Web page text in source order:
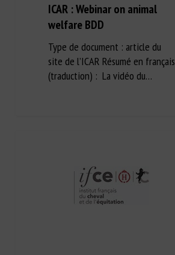
ICAR : Webinar on animal
welfare BDD
Type de document : article du
site de l’ICAR Résumé en français
(traduction) : La vidéo du…